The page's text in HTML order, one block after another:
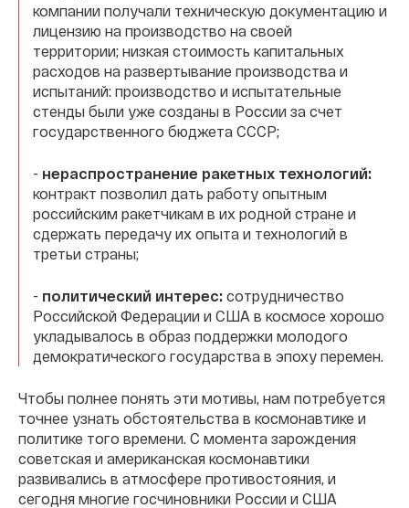
компании получали техническую документацию и
лицензию на производство на своей
территории; низкая стоимость капитальных
расходов на развертывание производства и
испытаний: производство и испытательные
стенды были уже созданы в России за счет
государственного бюджета СССР;
- нераспространение ракетных технологий:
контракт позволил дать работу опытным
российским ракетчикам в их родной стране и
сдержать передачу их опыта и технологий в
третьи страны;
- политический интерес: сотрудничество
Российской Федерации и США в космосе хорошо
укладывалось в образ поддержки молодого
демократического государства в эпоху перемен.
Чтобы полнее понять эти мотивы, нам потребуется
точнее узнать обстоятельства в космонавтике и
политике того времени. С момента зарождения
советская и американская космонавтики
развивались в атмосфере противостояния, и
сегодня многие госчиновники России и США